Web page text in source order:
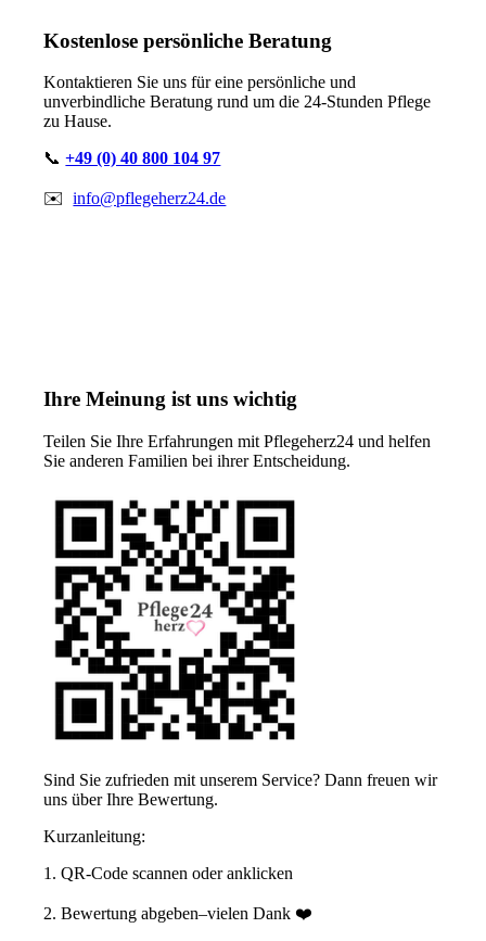
Kostenlose persönliche Beratung
Kontaktieren Sie uns für eine persönliche und
unverbindliche Beratung rund um die 24-Stunden Pflege
zu Hause.
📞+49 (0) 40 800 104 97
✉️info@pflegeherz24.de
Ihre Meinung ist uns wichtig
Teilen Sie Ihre Erfahrungen mit Pflegeherz24 undhelfen
Sie anderen Familien bei ihrer Entscheidung.
Sind Sie zufrieden mit unserem Service?Dann freuen wir
uns über Ihre Bewertung.
Kurzanleitung:
1. QR-Code scannen oder anklicken
2. Bewertung abgeben–vielen Dank ❤️